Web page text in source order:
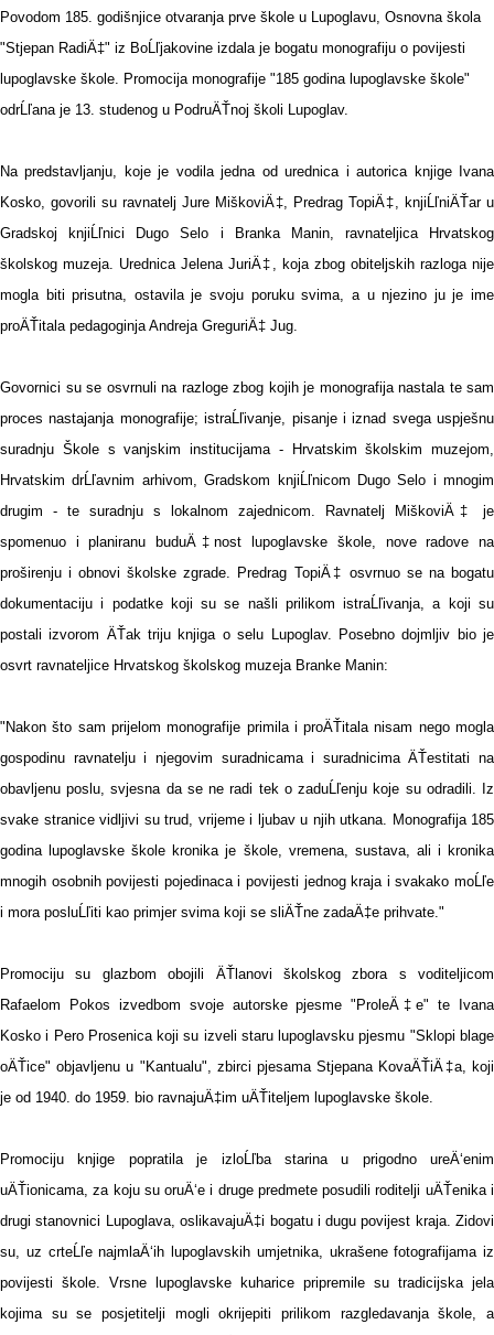
Povodom 185. godišnjice otvaranja prve škole u Lupoglavu, Osnovna škola
"Stjepan RadiÄ‡" iz BoĹľjakovine izdala je bogatu monografiju o povijesti
lupoglavske škole. Promocija monografije "185 godina lupoglavske škole"
odrĹľana je 13. studenog u PodruÄŤnoj školi Lupoglav.
Na predstavljanju, koje je vodila jedna od urednica i autorica knjige Ivana
Kosko, govorili su ravnatelj Jure MiškoviÄ‡, Predrag TopiÄ‡, knjiĹľniÄŤar u
Gradskoj knjiĹľnici Dugo Selo i Branka Manin, ravnateljica Hrvatskog
školskog muzeja. Urednica Jelena JuriÄ‡, koja zbog obiteljskih razloga nije
mogla biti prisutna, ostavila je svoju poruku svima, a u njezino ju je ime
proÄŤitala pedagoginja Andreja GreguriÄ‡ Jug.
Govornici su se osvrnuli na razloge zbog kojih je monografija nastala te sam
proces nastajanja monografije; istraĹľivanje, pisanje i iznad svega uspješnu
suradnju Škole s vanjskim institucijama - Hrvatskim školskim muzejom,
Hrvatskim drĹľavnim arhivom, Gradskom knjiĹľnicom Dugo Selo i mnogim
drugim - te suradnju s lokalnom zajednicom. Ravnatelj MiškoviÄ‡ je
spomenuo i planiranu buduÄ‡nost lupoglavske škole, nove radove na
proširenju i obnovi školske zgrade. Predrag TopiÄ‡ osvrnuo se na bogatu
dokumentaciju i podatke koji su se našli prilikom istraĹľivanja, a koji su
postali izvorom ÄŤak triju knjiga o selu Lupoglav. Posebno dojmljiv bio je
osvrt ravnateljice Hrvatskog školskog muzeja Branke Manin:
"Nakon što sam prijelom monografije primila i proÄŤitala nisam nego mogla
gospodinu ravnatelju i njegovim suradnicama i suradnicima ÄŤestitati na
obavljenu poslu, svjesna da se ne radi tek o zaduĹľenju koje su odradili. Iz
svake stranice vidljivi su trud, vrijeme i ljubav u njih utkana. Monografija 185
godina lupoglavske škole kronika je škole, vremena, sustava, ali i kronika
mnogih osobnih povijesti pojedinaca i povijesti jednog kraja i svakako moĹľe
i mora posluĹľiti kao primjer svima koji se sliÄŤne zadaÄ‡e prihvate."
Promociju su glazbom obojili ÄŤlanovi školskog zbora s voditeljicom
Rafaelom Pokos izvedbom svoje autorske pjesme "ProleÄ‡e" te Ivana
Kosko i Pero Prosenica koji su izveli staru lupoglavsku pjesmu "Sklopi blage
oÄŤice" objavljenu u "Kantualu", zbirci pjesama Stjepana KovaÄŤiÄ‡a, koji
je od 1940. do 1959. bio ravnajuÄ‡im uÄŤiteljem lupoglavske škole.
Promociju knjige popratila je izloĹľba starina u prigodno ureÄ‘enim
uÄŤionicama, za koju su oruÄ‘e i druge predmete posudili roditelji uÄŤenika i
drugi stanovnici Lupoglava, oslikavajuÄ‡i bogatu i dugu povijest kraja. Zidovi
su, uz crteĹľe najmlaÄ‘ih lupoglavskih umjetnika, ukrašene fotografijama iz
povijesti škole. Vrsne lupoglavske kuharice pripremile su tradicijska jela
kojima su se posjetitelji mogli okrijepiti prilikom razgledavanja škole, a